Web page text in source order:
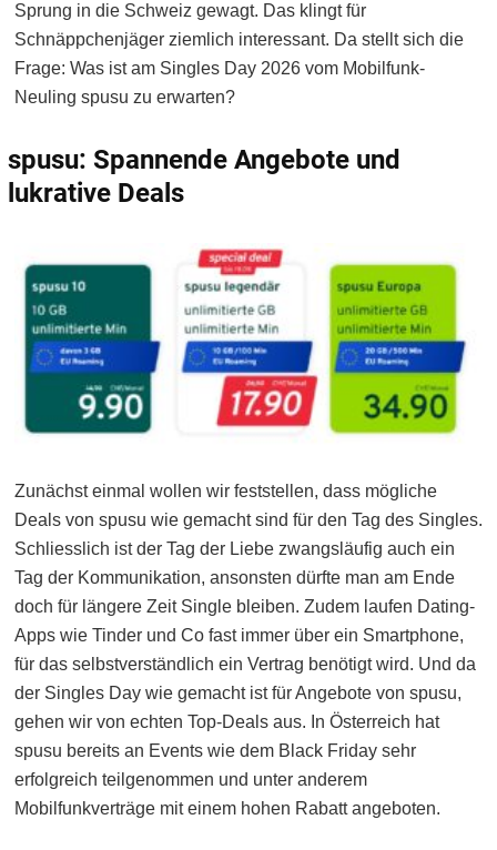
Sprung in die Schweiz gewagt. Das klingt für
Schnäppchenjäger ziemlich interessant. Da stellt sich die
Frage: Was ist am Singles Day 2026 vom Mobilfunk-
Neuling spusu zu erwarten?
spusu: Spannende Angebote und
lukrative Deals
Zunächst einmal wollen wir feststellen, dass mögliche
Deals von spusu wie gemacht sind für den Tag des Singles.
Schliesslich ist der Tag der Liebe zwangsläufig auch ein
Tag der Kommunikation, ansonsten dürfte man am Ende
doch für längere Zeit Single bleiben. Zudem laufen Dating-
Apps wie Tinder und Co fast immer über ein Smartphone,
für das selbstverständlich ein Vertrag benötigt wird. Und da
der Singles Day wie gemacht ist für Angebote von spusu,
gehen wir von echten Top-Deals aus. In Österreich hat
spusu bereits an Events wie dem Black Friday sehr
erfolgreich teilgenommen und unter anderem
Mobilfunkverträge mit einem hohen Rabatt angeboten.